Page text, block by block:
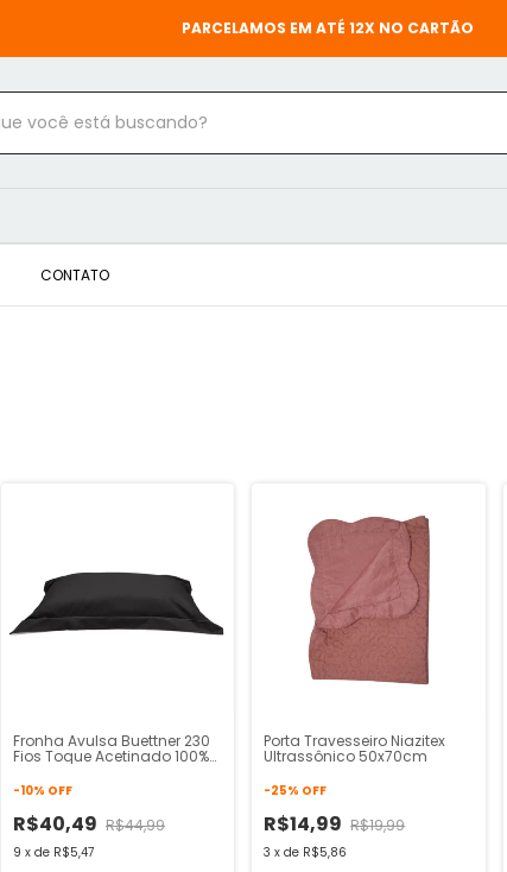
PARCELAMOS EM ATÉ 12X NO CARTÃO
CONTATO
Fronha Avulsa Buettner 230
Fios Toque Acetinado 100%
-10% OFF
R$40,49 R$44,99
9 x de R$5,47
Porta Travesseiro Niazitex
Ultrassônico 50x70cm
-25% OFF
R$14,99 R$19,99
3 xde R$5,86